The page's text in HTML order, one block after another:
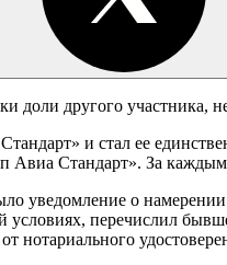
доли другого участника,
и стал ее
Авиа Стандарт». За
уведомление о
перечислил
нотариального